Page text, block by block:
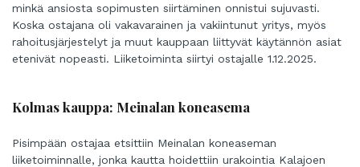
minkä ansiosta sopimusten siirtäminen onnistui sujuvasti.
Koska ostajana oli vakavarainen ja vakiintunut yritys, myös
rahoitusjärjestelyt ja muut kauppaan liittyvät käytännön asiat
etenivät nopeasti. Liiketoiminta siirtyi ostajalle 1.12.2025.
Kolmas kauppa: Meinalan koneasema
Pisimpään ostajaa etsittiin Meinalan koneaseman
liiketoiminnalle, jonka kautta hoidettiin urakointia Kalajoen